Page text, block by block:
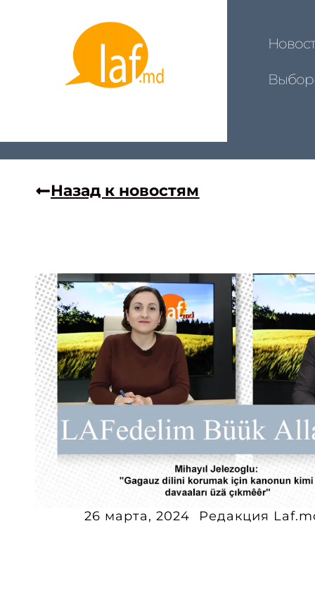
Назад к новостям
26 марта, 2024 Редакция